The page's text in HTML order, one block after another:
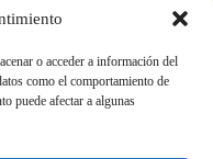
o acceder a información del
como el comportamiento de
puede afectar a algunas
se mueve, tiene
Esta
fisuras visibles,